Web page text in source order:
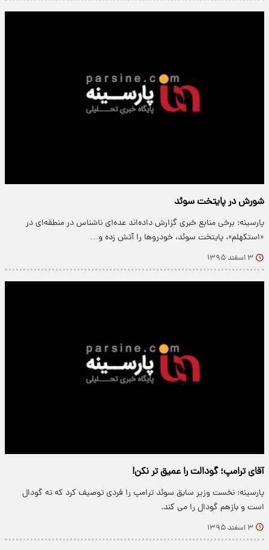
شورش در پایتخت سوئد
پارسینه: برخی منابع خبری گزارش داده‌اند عده‌ای ناشناس در منطقه‌ای در
«استکهلم»، پایتخت سوئد، خودروها را آتش زده و…
۳ اسفند ۱۳۹۵
آقای ترامپ؛ گودالت را عمیق تر نکن!
پارسینه: نخست وزیر سابق سوئد ترامپ را فردی توصیف کرد که ته گودال
است و بازهم گودال را می کند.
۳ اسفند ۱۳۹۵